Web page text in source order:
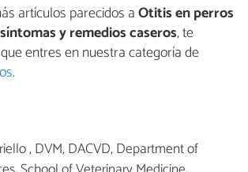
artículos parecidos aOtitis en perros
y remedios caseros, te
entres en nuestra categoría de
.
, DVM, DACVD, Department of